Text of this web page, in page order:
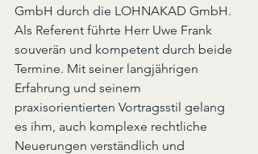
GmbH durch die LOHNAKAD GmbH.
Als Referent führte Herr Uwe Frank
souverän und kompetent durch beide
Termine. Mit seiner langjährigen
Erfahrung und seinem
praxisorientierten Vortragsstil gelang
es ihm, auch komplexe rechtliche
Neuerungen verständlich und